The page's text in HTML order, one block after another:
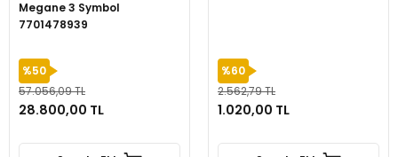
Megane 3 Symbol
7701478939
%50
57.056,09 TL
28.800,00 TL
%60
2.562,79 TL
1.020,00 TL